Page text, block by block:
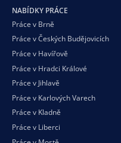
NABÍDKY PRÁCE
Práce v Brně
Práce v Českých Budějovicích
Práce v Havířově
Práce v Hradci Králové
Práce v Jihlavě
Práce v Karlových Varech
Práce v Kladně
Práce v Liberci